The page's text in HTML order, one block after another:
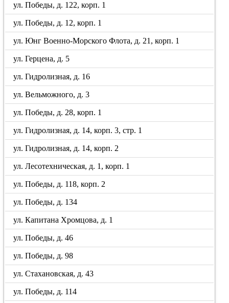
ул. Победы, д. 122, корп. 1
ул. Победы, д. 12, корп. 1
ул. Юнг Военно-Морского Флота, д. 21, корп. 1
ул. Герцена, д. 5
ул. Гидролизная, д. 16
ул. Вельможного, д. 3
ул. Победы, д. 28, корп. 1
ул. Гидролизная, д. 14, корп. 3, стр. 1
ул. Гидролизная, д. 14, корп. 2
ул. Лесотехническая, д. 1, корп. 1
ул. Победы, д. 118, корп. 2
ул. Победы, д. 134
ул. Капитана Хромцова, д. 1
ул. Победы, д. 46
ул. Победы, д. 98
ул. Стахановская, д. 43
ул. Победы, д. 114